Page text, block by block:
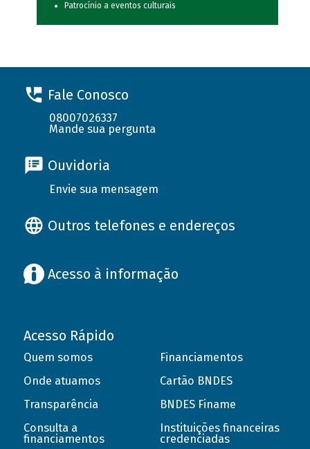
Patrocínio a eventos culturais
Fale Conosco
08007026337
Mande sua pergunta
Ouvidoria
Envie sua mensagem
Outros telefones e endereços
Acesso à informação
Acesso Rápido
Quem somos
Onde atuamos
Transparência
Consulta a
financiamentos
Financiamentos
Cartão BNDES
BNDES Finame
Instituições financeiras
credenciadas